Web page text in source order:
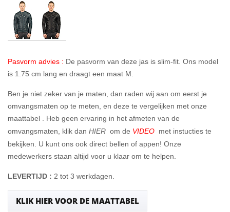
Pasvorm advies : De pasvorm van deze jas is slim-fit. Ons model
is 1.75 cm lang en draagt een maat M.
Ben je niet zeker van je maten, dan raden wij aan om eerst je
omvangsmaten op te meten, en deze te vergelijken met onze
maattabel . Heb geen ervaring in het afmeten van de
omvangsmaten, klik dan HIER om de VIDEO met instucties te
bekijken. U kunt ons ook direct bellen of appen! Onze
medewerkers staan altijd voor u klaar om te helpen.
LEVERTIJD : 2 tot 3 werkdagen.
KLIK HIER VOOR DE MAATTABEL